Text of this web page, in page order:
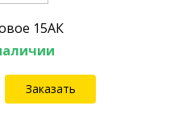
15АК
Заказать